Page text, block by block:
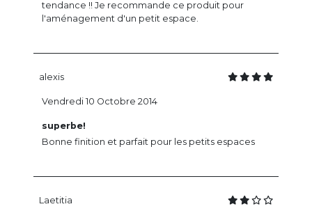
tendance !! Je recommande ce produit pour
l'aménagement d'un petit espace.
alexis
superbe!
Bonne finition et parfait pour les petits espaces
Vendredi 10 Octobre 2014
Laetitia